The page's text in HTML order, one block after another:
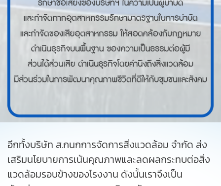
อีกทั้งบริษัท ส.กนกการจัดการสิ่งแวดล้อม จำกัด ส่ง
เสริมนโยบายการเน้นคุณภาพและลดผลกระทบต่อสิ่ง
แวดล้อมรอบข้างของโรงงาน ดังนั้นเราจึงเป็น